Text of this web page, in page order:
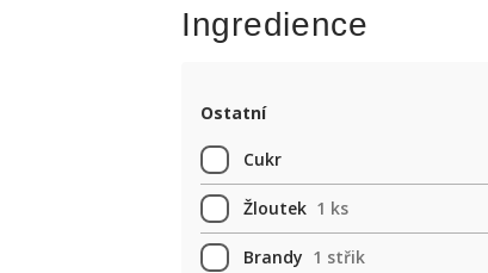
Ingredience
Ostatní
Cukr
Žloutek 1 ks
Brandy 1 střik